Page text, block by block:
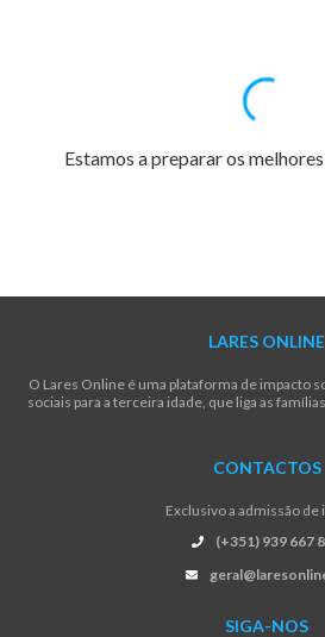
Estamos a preparar os
LARES ONLINE
O Lares Online é uma plataforma de impacto
sociais para a terceira idade, que liga as
CONTACTOS
Exclusivo a admissão de
(+351) 939 667
SIGA-NOS